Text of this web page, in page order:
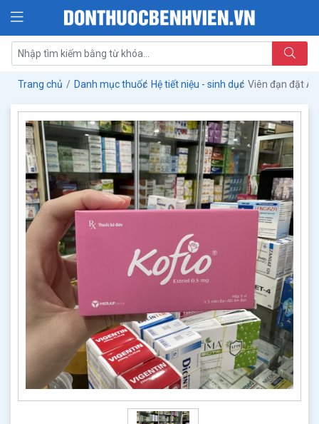
Trang chủ Danh mục thuốc Hệ tiết niệu - sinh dục Viên đạn đặt